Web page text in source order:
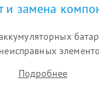
и замена
и монтаж новых
Подробнее